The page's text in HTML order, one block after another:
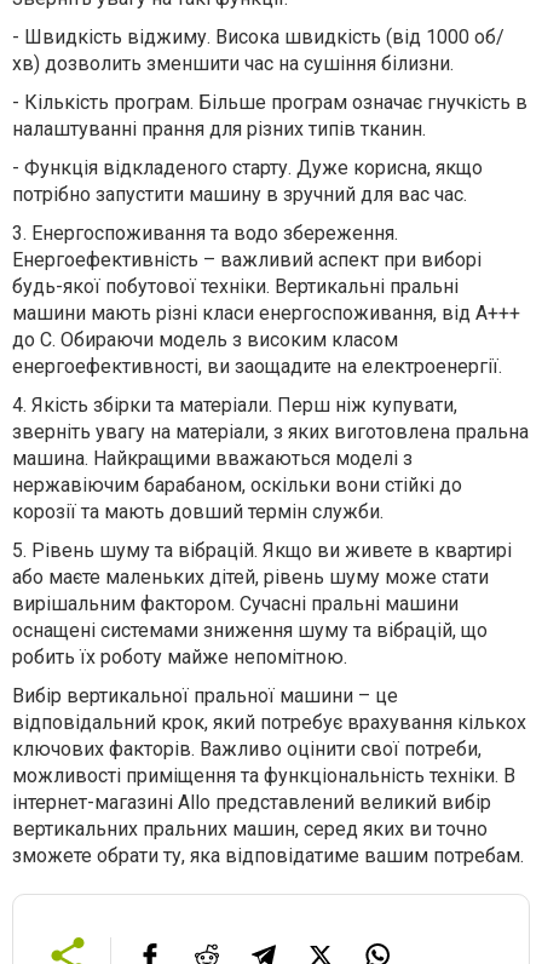
- Швидкість віджиму. Висока швидкість (від 1000 об/
хв) дозволить зменшити час на сушіння білизни.
- Кількість програм. Більше програм означає гнучкість в
налаштуванні прання для різних типів тканин.
- Функція відкладеного старту. Дуже корисна, якщо
потрібно запустити машину в зручний для вас час.
3. Енергоспоживання та водо збереження.
Енергоефективність – важливий аспект при виборі
будь-якої побутової техніки. Вертикальні пральні
машини мають різні класи енергоспоживання, від A+++
до C. Обираючи модель з високим класом
енергоефективності, ви заощадите на електроенергії.
4. Якість збірки та матеріали. Перш ніж купувати,
зверніть увагу на матеріали, з яких виготовлена пральна
машина. Найкращими вважаються моделі з
нержавіючим барабаном, оскільки вони стійкі до
корозії та мають довший термін служби.
5. Рівень шуму та вібрацій. Якщо ви живете в квартирі
або маєте маленьких дітей, рівень шуму може стати
вирішальним фактором. Сучасні пральні машини
оснащені системами зниження шуму та вібрацій, що
робить їх роботу майже непомітною.
Вибір вертикальної пральної машини – це
відповідальний крок, який потребує врахування кількох
ключових факторів. Важливо оцінити свої потреби,
можливості приміщення та функціональність техніки. В
інтернет-магазині Allo представлений великий вибір
вертикальних пральних машин, серед яких ви точно
зможете обрати ту, яка відповідатиме вашим потребам.